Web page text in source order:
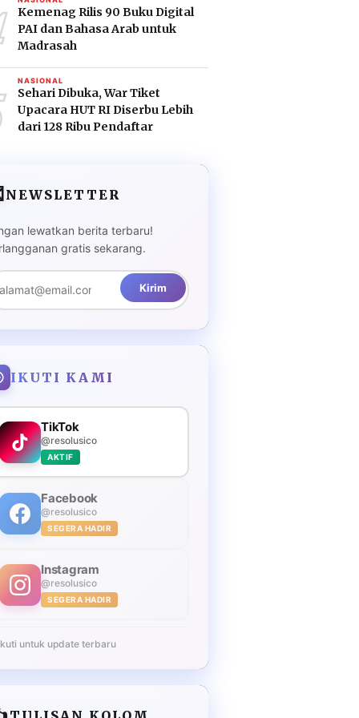
Kemenag Rilis 90 Buku Digital
PAI dan Bahasa Arab untuk
Madrasah
NASIONAL
Sehari Dibuka, War Tiket
Upacara HUT RI Diserbu Lebih
dari 128 Ribu Pendaftar
NEWSLETTER
lewatkan berita terbaru!
gratis sekarang.
Kirim
IKUTI KAMI
TikTok
@resolusico
AKTIF
Facebook
@resolusico
SEGERA HADIR
Instagram
@resolusico
SEGERA HADIR
untuk update terbaru